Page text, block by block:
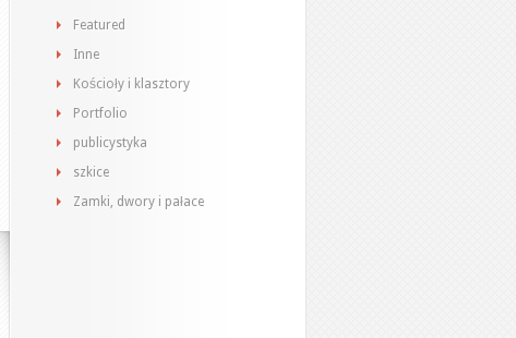
Featured
Inne
Kościoły i klasztory
Portfolio
publicystyka
szkice
Zamki, dwory i pałace